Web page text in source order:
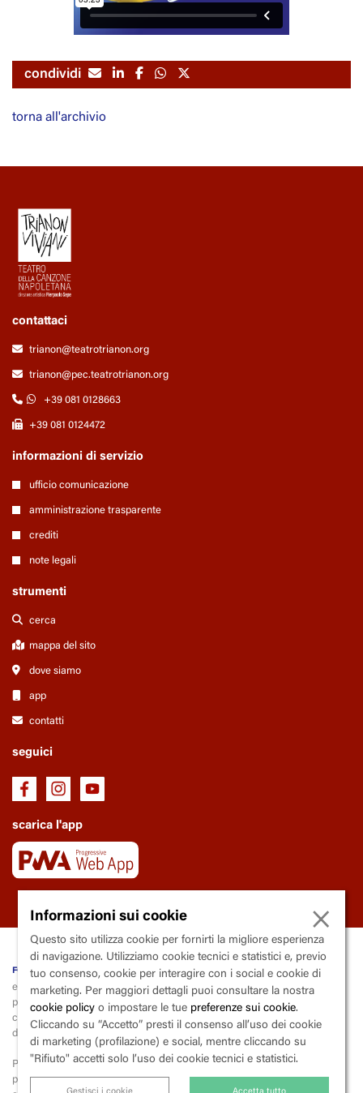
condividi
torna all'archivio
contattaci
trianon@teatrotrianon.org
trianon@pec.teatrotrianon.org
+39 081 0128663
+39 081 0124472
informazioni di servizio
ufficio comunicazione
amministrazione trasparente
crediti
note legali
strumenti
cerca
mappa del sito
dove siamo
app
contatti
seguici
scarica l'app
fondazione Trianon Viviani
ente soggetto al controllo e la vigilanza della Regione Campania
piazza Vincenzo alenda, 9 - 80139
apoli
codice fiscale 80015000633 | partita iva 03600290633 | codice
destinatario X2PH38J
Per la liquidazione e il versamento dell’iva, la fondazione applica lo
payment(scissione dei pagamenti),
Informazioni sui cookie ×
Questo sito utilizza cookie per fornirti la migliore esperienza
di navigazione. Utilizziamo cookie tecnici e statistici e, previo
tuo consenso, cookie per interagire con i social e cookie di
marketing. Per maggiori dettagli puoi consultare la nostra
cookie policy o impostare le tue preferenze sui cookie.
Cliccando su “Accetto” presti il consenso all’uso dei cookie
di marketing (profilazione) e social, mentre cliccando su
"Rifiuto" accetti solo l’uso dei cookie tecnici e statistici.